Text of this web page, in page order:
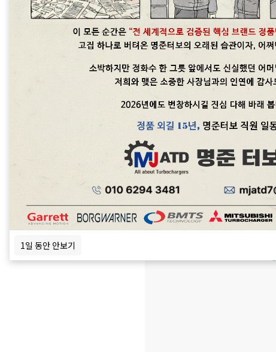
2.0 TDI 터보의 고장은 오일펌
터보관련문의 : 010 6294 3481
중국산터보, 중고터보는 취급하
1일 동안 안보기